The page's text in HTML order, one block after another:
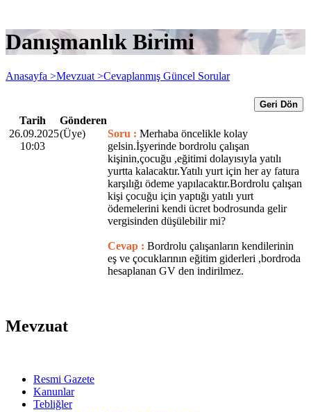
Danışmanlık Birimi
Anasayfa >Mevzuat >Cevaplanmış Güncel Sorular
Geri Dön
Tarih
Gönderen
26.09.2025
10:03
(Üye) Soru : Merhaba öncelikle kolay
gelsin.İşyerinde bordrolu çalışan
kişinin,çocuğu ,eğitimi dolayısıyla yatılı
yurtta kalacaktır.Yatılı yurt için her ay fatura
karşılığı ödeme yapılacaktır.Bordrolu çalışan
kişi çocuğu için yaptığı yatılı yurt
ödemelerini kendi ücret bodrosunda gelir
vergisinden düşülebilir mi?
Cevap : Bordrolu çalışanların kendilerinin
eş ve çocuklarının eğitim giderleri ,bordroda
hesaplanan GV den indirilmez.
Mevzuat
Resmi Gazete
Kanunlar
Tebliğler